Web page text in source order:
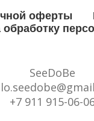
оферты
SeeDoBe
+7 911 915-06-